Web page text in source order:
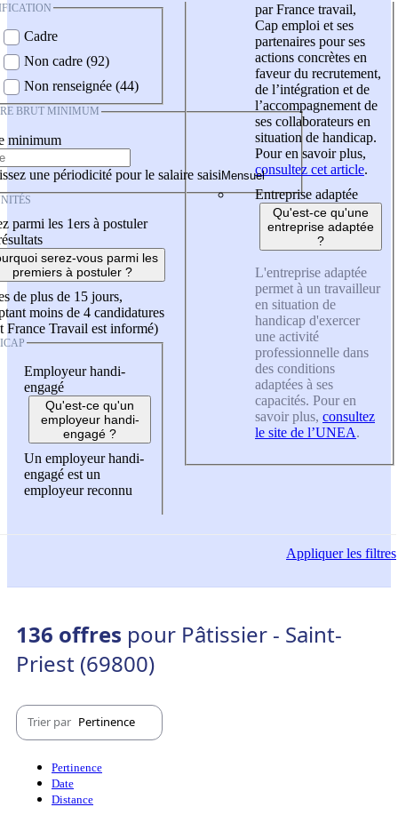
Cadre
Non cadre (92)
Non renseignée (44)
BRUT MINIMUM
minimum
une périodicité pour le salaire saisi
parmi les 1ers à postuler
serez-vous parmi les
premiers à postuler ?
de plus de 15 jours,
moins de 4 candidatures
France Travail est informé)
Employeur handi-
engagé
Qu'est-ce qu'un
employeur handi-
engagé ?
Un employeur handi-
engagé est un
employeur reconnu
par France travail,
Cap emploi et ses
partenaires pour ses
actions concrètes en
faveur du recrutement,
de l’intégration et de
l’accompagnement de
ses collaborateurs en
situation de handicap.
Pour en savoir plus,
consultez cet article.
Entreprise adaptée
Qu'est-ce qu'une
entreprise adaptée
?
L'entreprise adaptée
permet à un travailleur
en situation de
handicap d'exercer
une activité
professionnelle dans
des conditions
adaptées à ses
capacités. Pour en
savoir plus, consultez
le site de l’UNEA.
Appliquerles filtres
136 offres pour Pâtissier - Saint-
Priest (69800)
Trier par Pertinence
Pertinence
Date
Distance